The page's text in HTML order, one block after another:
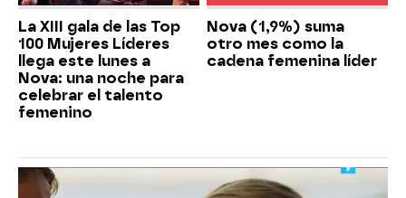
La XIII gala de las Top
100 Mujeres Líderes
llega este lunes a
Nova: una noche para
celebrar el talento
femenino
Nova (1,9%) suma
otro mes como la
cadena femenina líder